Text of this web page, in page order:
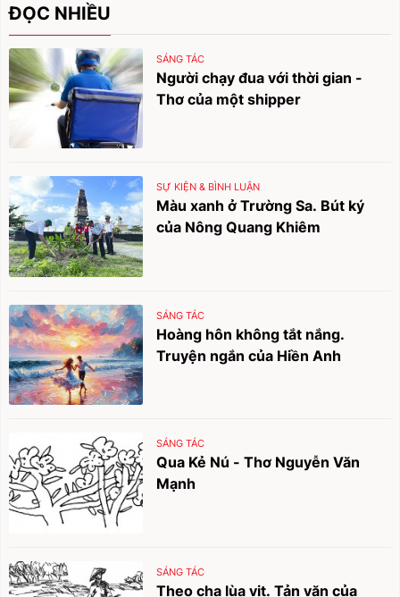
ĐỌC NHIỀU
SÁNG TÁC
Người chạy đua với thời gian -
Thơ của một shipper
SỰ KIỆN & BÌNH LUẬN
Màu xanh ở Trường Sa. Bút ký
của Nông Quang Khiêm
SÁNG TÁC
Hoàng hôn không tắt nắng.
Truyện ngắn của Hiền Anh
SÁNG TÁC
Qua Kẻ Nú - Thơ Nguyễn Văn
Mạnh
SÁNG TÁC
Theo cha lùa vịt. Tản văn của